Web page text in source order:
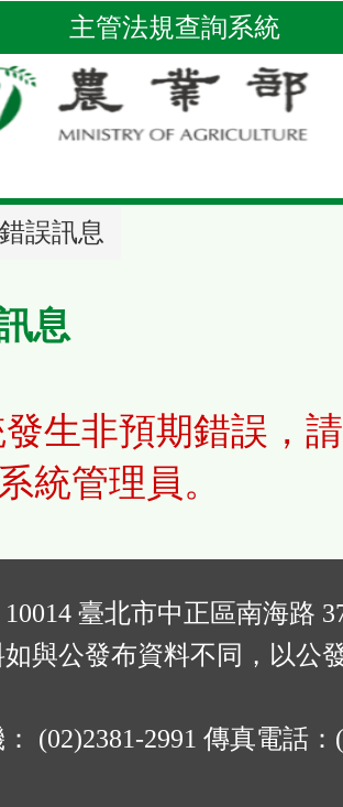
主管法規查詢系統
錯誤訊息
息
發生非預期錯誤，
統管理員。
臺北市中正區南海路
與公發布資料不同，以公
(02)2381-2991 傳真電話：